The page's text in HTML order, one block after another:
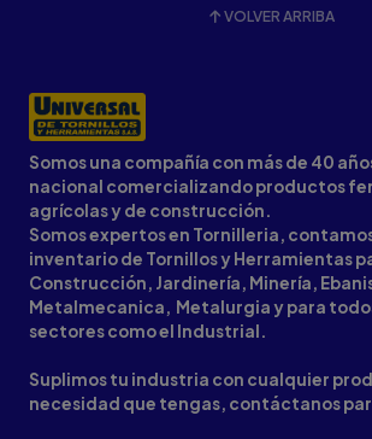
VOLVER ARRIBA
Somos una compañía con más de 40
nacional comercializando productos
agrícolas y de construcción.
Somos expertos en Tornilleria,
inventario de Tornillos y Herramientas
Construcción, Jardinería, Minería,
Metalmecanica, Metalurgia y para
sectores como el Industrial.
Suplimos tu industria con cualquier
necesidad que tengas, contáctanos